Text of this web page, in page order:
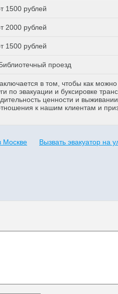
1500 рублей
2000 рублей
1500 рублей
проезд
в том, чтобы как
по эвакуации и буксировке
ценности и
к нашим клиентам и
Москве Вызвать эвакуатор на